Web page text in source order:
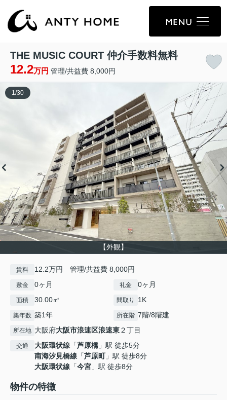
THE MUSIC COURT 仲介手数料無料
12.2万円 管理/共益費 8,000円
【外観】
1 /30
賃料 12.2万円 管理/共益費 8,000円
敷金 0ヶ月 礼金 0ヶ月
面積 30.00㎡ 間取り 1K
築年数 築1年 所在階 7階/8階建
所在地 大阪府大阪市浪速区浪速東２丁目
交通 大阪環状線 「芦原橋 」駅 徒歩5分
南海汐見橋線 「芦原町」駅 徒歩8分
大阪環状線 「今宮 」駅 徒歩8分
物件の特徴